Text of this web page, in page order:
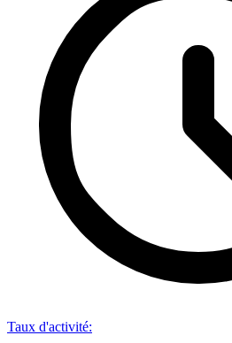
Taux d'activité: